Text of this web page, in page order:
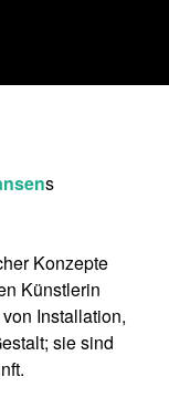
s
Konzepte
Künstlerin
Installation,
sie sind